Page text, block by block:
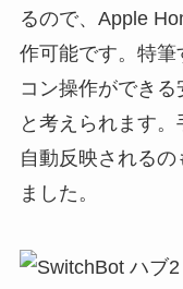
るので、Apple
作可能です。特
コン操作ができ
と考えられます
自動反映される
ました。